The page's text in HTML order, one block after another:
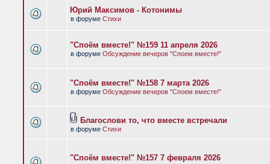
Юрий Максимов - Котонимы
в форуме Стихи
"Споём вместе!" №159 11 апреля 2026
в форуме Обсуждение вечеров "Споем вместе!"
"Споём вместе!" №158 7 марта 2026
в форуме Обсуждение вечеров "Споем вместе!"
Благослови то, что вместе встречали
в форуме Стихи
"Споём вместе!" №157 7 февраля 2026